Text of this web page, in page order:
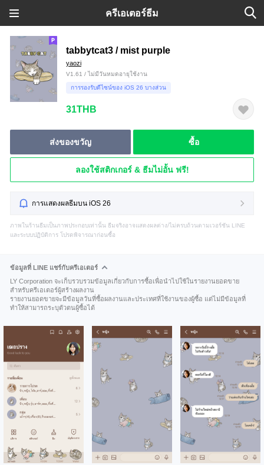
ครีเอเตอร์ธีม
tabbytcat3 / mist purple
yaozi
V1.61 / ไม่มีวันหมดอายุใช้งาน
การรองรับดีไซน์ของ iOS 26 บางส่วน
31THB
ส่งของขวัญ ซื้อ
ลองใช้สติกเกอร์ & ธีมไม่อั้น ฟรี!
การแสดงผลธีมบน iOS 26
ภาพในร้านธีมเป็นภาพประกอบเท่านั้น ธีมจริงอาจแสดงผลต่าง/ไม่ครบถ้วนตามเวอร์ชัน LINE
และระบบปฏิบัติการ โปรดพิจารณาก่อนซื้อ
ข้อมูลที่ LINE แชร์กับครีเอเตอร์
LY Corporation จะเก็บรวบรวมข้อมูลเกี่ยวกับการซื้อเพื่อนำไปใช้ในรายงานยอดขาย
สำหรับครีเอเตอร์ผู้สร้างผลงาน
รายงานยอดขายจะมีข้อมูลวันที่ซื้อผลงานและประเทศที่ใช้งานของผู้ซื้อ แต่ไม่มีข้อมูลที่
ทำให้สามารถระบุตัวตนผู้ซื้อได้